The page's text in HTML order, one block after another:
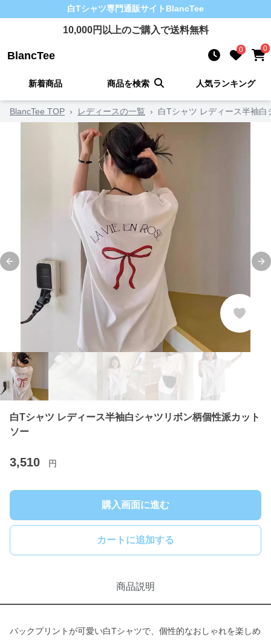
白Tシャツ専門通販サイト BlancTee
10,000円以上のご購入で送料無料
BlancTee 0 0
新着商品 商品を検索 人気ランキング
BlancTee TOP › レディースの一覧 › 白Tシャツ レディース半袖
Previous slide
白Tシャツ レディース半袖白シャツリボン柄個性派カット
ソー
3,510 円
購入画面に進む
カートに追加する
商品説明
バックプリントが可愛い白Tシャツで、個性的なおしゃれを楽しめ